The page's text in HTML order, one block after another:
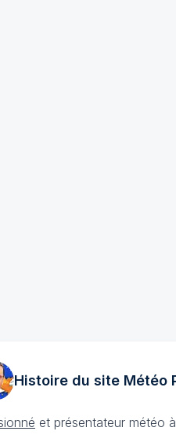
Histoire du site Météo
et présentateur météo